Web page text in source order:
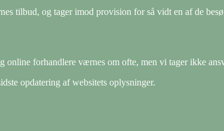
tilbud, og tager imod provision for så vidt en af de
online forhandlere værnes om ofte, men vi tager ikke
opdatering af websitets oplysninger.